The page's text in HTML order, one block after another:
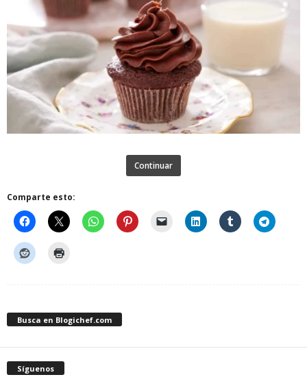
Continuar
Comparte esto:
Busca en Blogichef.com
Síguenos